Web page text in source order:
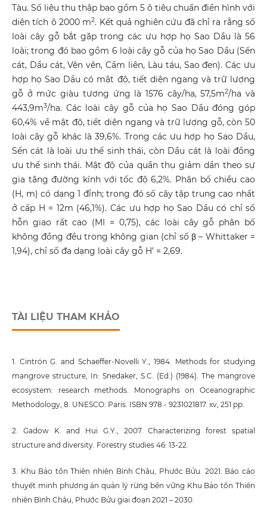
Tàu. Số liệu thu thập bao gồm 5 ô tiêu chuẩn điển hình với
diện tích ô 2000 m2. Kết quả nghiên cứu đã chỉ ra rằng số
loài cây gỗ bắt gặp trong các ưu hợp họ Sao Dầu là 56
loài; trong đó bao gồm 6 loài cây gỗ của họ Sao Dầu (Sến
cát, Dầu cát, Vên vên, Cẩm liên, Làu táu, Sao đen). Các ưu
hợp họ Sao Dầu có mật độ, tiết diện ngang và trữ lượng
gỗ ở mức giàu tương ứng là 1576 cây/ha, 57,5m2/ha và
443,9m3/ha. Các loài cây gỗ của họ Sao Dầu đóng góp
60,4% về mật độ, tiết diện ngang và trữ lượng gỗ, còn 50
loài cây gỗ khác là 39,6%. Trong các ưu hợp họ Sao Dầu,
Sến cát là loài ưu thế sinh thái, còn Dầu cát là loài đồng
ưu thế sinh thái. Mật độ của quần thụ giảm dần theo sự
gia tăng đường kính với tốc độ 6,2%. Phân bố chiều cao
(H, m) có dạng 1 đỉnh; trong đó số cây tập trung cao nhất
ở cấp H = 12m (46,1%). Các ưu hợp họ Sao Dầu có chỉ số
hỗn giao rất cao (MI = 0,75), các loài cây gỗ phân bố
không đồng đều trong không gian (chỉ số β – Whittaker =
1,94), chỉ số đa dạng loài cây gỗ H’ = 2,69.
TÀI LIỆU THAM KHẢO
1. Cintrón G. and Schaeffer-Novelli Y., 1984. Methods for studying
mangrove structure, In: Snedaker, S.C. (Ed.) (1984). The mangrove
ecosystem: research methods. Monographs on Oceanographic
Methodology, 8. UNESCO: Paris. ISBN 978 - 9231021817. xv, 251 pp.
2. Gadow K. and Hui G.Y., 2007. Characterizing forest spatial
structure and diversity. Forestry studies 46: 13-22.
3. Khu Bảo tồn Thiên nhiên Bình Châu, Phước Bửu. 2021. Báo cáo
thuyết minh phương án quản lý rừng bền vững Khu Bảo tồn Thiên
nhiên Bình Châu, Phước Bửu giai đoạn 2021 – 2030.